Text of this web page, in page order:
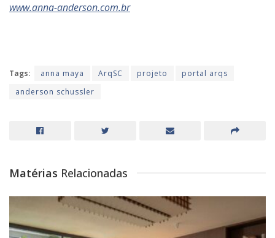
www.anna-anderson.com.br
Tags: anna maya ArqSC projeto
portal arqs
anderson schussler
Matérias Relacionadas